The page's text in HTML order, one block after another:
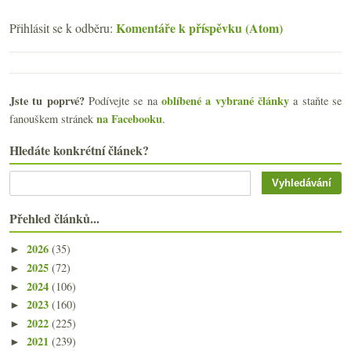
Přihlásit se k odběru: Komentáře k příspěvku (Atom)
Jste tu poprvé?Podívejte se naoblíbené a vybrané články a staňte se
fanouškem stránek na Facebooku.
Hledáte konkrétní článek?
Přehled článků...
► 2026 (35)
► 2025 (72)
► 2024 (106)
► 2023 (160)
► 2022 (225)
► 2021 (239)